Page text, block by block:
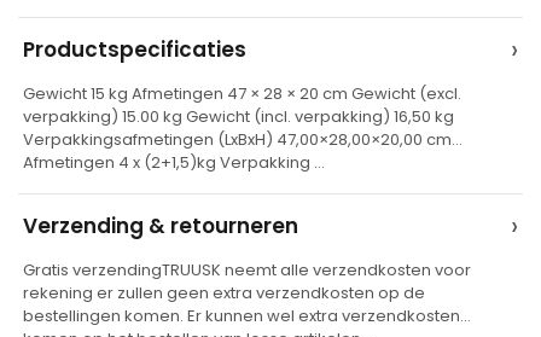
a
t
v
e
Productspecificaties ›
Gewicht 15 kg Afmetingen 47 × 28 × 20 cm Gewicht (excl.
verpakking) 15.00 kg Gewicht (incl. verpakking) 16,50 kg
Verpakkingsafmetingen (LxBxH) 47,00×28,00×20,00 cm
Afmetingen 4 x (2+1,5)kg Verpakking …
Verzending & retourneren ›
Gratis verzendingTRUUSK neemt alle verzendkosten voor
rekening er zullen geen extra verzendkosten op de
bestellingen komen. Er kunnen wel extra verzendkosten